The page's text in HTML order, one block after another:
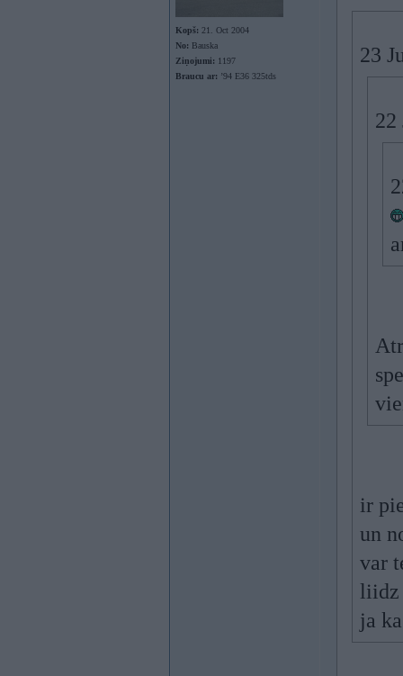
Kopš: 21. Oct 2004
No: Bauska
Ziņojumi: 1197
Braucu ar: ’94 E36 325tds
23
22
ir
un
var
liidz
ja